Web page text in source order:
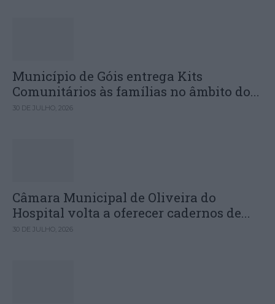
Município de Góis entrega Kits
Comunitários às famílias no âmbito do...
30 DE JULHO, 2026
Câmara Municipal de Oliveira do
Hospital volta a oferecer cadernos de...
30 DE JULHO, 2026